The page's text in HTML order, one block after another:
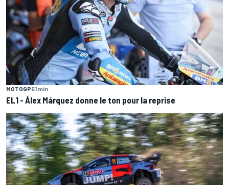
MOTOGP51 min
EL1 - Álex Márquez donne le ton pour la reprise